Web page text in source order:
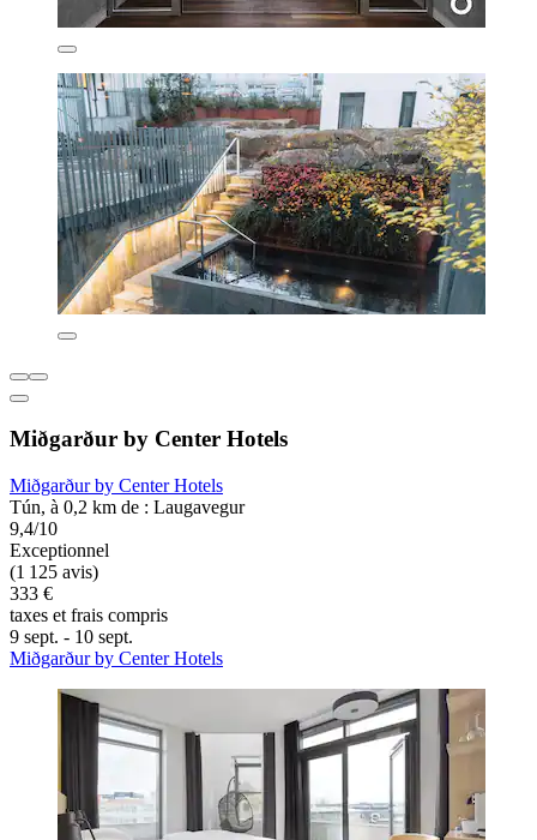
Miðgarður by Center Hotels
Miðgarður by Center Hotels
Tún, à 0,2 km de : Laugavegur
9,4/10
Exceptionnel
(1 125 avis)
333 €
taxes et frais compris
9 sept. - 10 sept.
Miðgarður by Center Hotels